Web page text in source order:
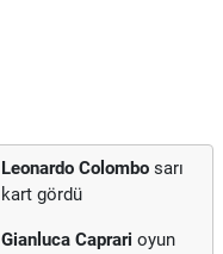
Leonardo Colombo sarı
kart gördü
Gianluca Caprari oyun